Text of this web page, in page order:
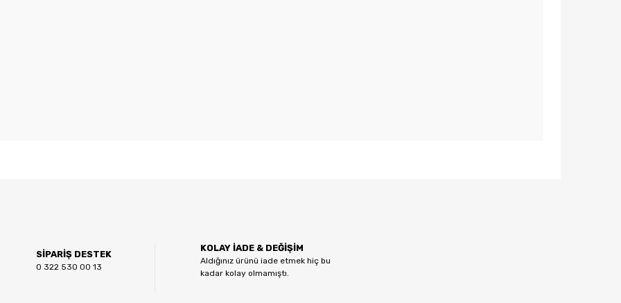
SİPARİŞ DESTEK
0 322 530 00 13
KOLAY İADE & DEĞİŞİM
Aldığınız ürünü iade etmek hiç bu
kadar kolay olmamıştı.